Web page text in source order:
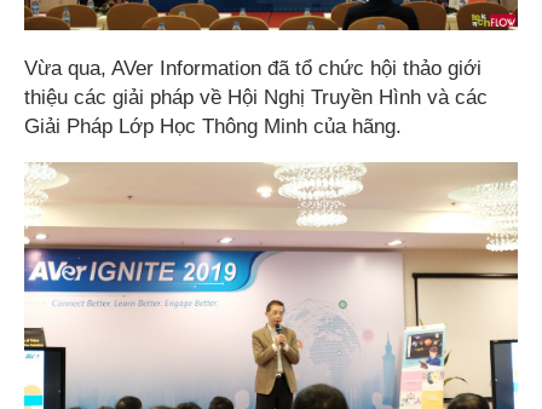
Vừa qua, AVer Information đã tổ chức hội thảo giới
thiệu các giải pháp về Hội Nghị Truyền Hình và các
Giải Pháp Lớp Học Thông Minh của hãng.